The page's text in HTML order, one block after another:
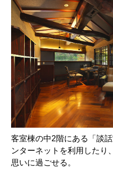
客室棟の中2階にある「談
ンターネットを利用したり
思いに過ごせる。